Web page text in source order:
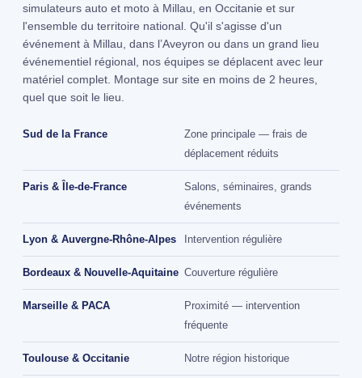
simulateurs auto et moto à Millau, en Occitanie et sur
l'ensemble du territoire national. Qu'il s'agisse d'un
événement à Millau, dans l’Aveyron ou dans un grand lieu
événementiel régional, nos équipes se déplacent avec leur
matériel complet. Montage sur site en moins de 2 heures,
quel que soit le lieu.
Sud de la France
Zone principale — frais de
déplacement réduits
Paris & Île-de-France
Salons, séminaires, grands
événements
Lyon & Auvergne-Rhône-Alpes Intervention régulière
Bordeaux & Nouvelle-Aquitaine Couverture régulière
Marseille & PACA
Proximité — intervention
fréquente
Toulouse & Occitanie Notre région historique